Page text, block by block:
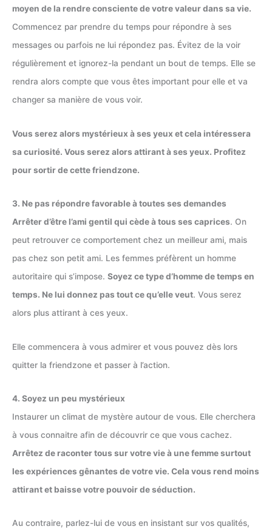
moyen de la rendre consciente de votre valeur dans sa vie.
Commencez par prendre du temps pour répondre à ses
messages ou parfois ne lui répondez pas. Évitez de la voir
régulièrement et ignorez-la pendant un bout de temps. Elle se
rendra alors compte que vous êtes important pour elle et va
changer sa manière de vous voir.
Vous serez alors mystérieux à ses yeux et cela intéressera
sa curiosité. Vous serez alors attirant à ses yeux. Profitez
pour sortir de cette friendzone.
3. Ne pas répondre favorable à toutes ses demandes
Arrêter d’être l’ami gentil qui cède à tous ses caprices. On
peut retrouver ce comportement chez un meilleur ami, mais
pas chez son petit ami. Les femmes préfèrent un homme
autoritaire qui s’impose. Soyez ce type d’homme de temps en
temps. Ne lui donnez pas tout ce qu’elle veut. Vous serez
alors plus attirant à ces yeux.
Elle commencera à vous admirer et vous pouvez dès lors
quitter la friendzone et passer à l’action.
4. Soyez un peu mystérieux
Instaurer un climat de mystère autour de vous. Elle cherchera
à vous connaitre afin de découvrir ce que vous cachez.
Arrêtez de raconter tous sur votre vie à une femme surtout
les expériences gênantes de votre vie. Cela vous rend moins
attirant et baisse votre pouvoir de séduction.
Au contraire, parlez-lui de vous en insistant sur vos qualités,